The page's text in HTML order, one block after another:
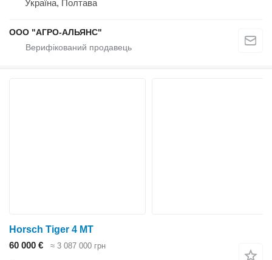
Україна, Полтава
ООО "АГРО-АЛЬЯНС"
Horsch Tiger 4 MT
60 000 €
≈ 3 087 000 грн